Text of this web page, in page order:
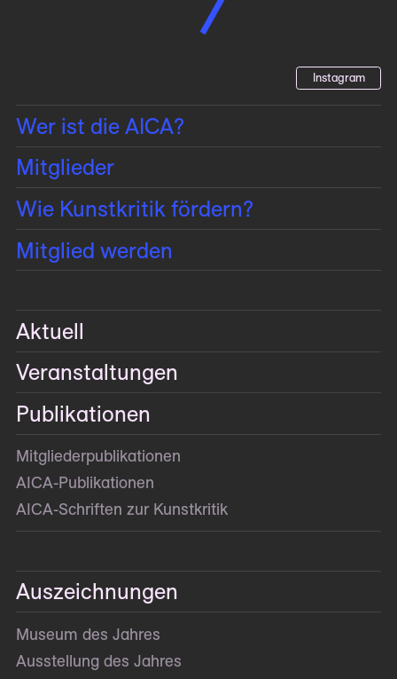
Instagram
Wer ist die AICA?
Mitglieder
Wie Kunstkritik fördern?
Mitglied werden
Aktuell
Veranstaltungen
Publikationen
Mitglieder­publikationen
AICA-Publikationen
AICA-Schriften zur Kunstkritik
Auszeichnungen
Museum des Jahres
Ausstellung des Jahres